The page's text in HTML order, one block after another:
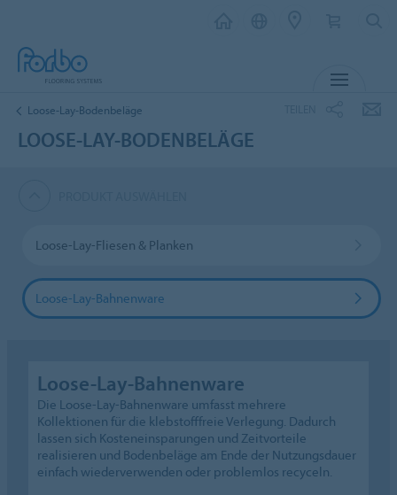
Loose-Lay-Bodenbeläge
LOOSE-LAY-BODENBELÄGE
Loose-Lay-Fliesen & Planken
Loose-Lay-Bahnenware
Loose-Lay-Bahnenware
Die Loose-Lay-Bahnenware umfasst mehrere
Kollektionen für die klebstofffreie Verlegung. Dadurch
lassen sich Kosteneinsparungen und Zeitvorteile
realisieren und Bodenbeläge am Ende der Nutzungsdauer
einfach wiederverwenden oder problemlos recyceln.